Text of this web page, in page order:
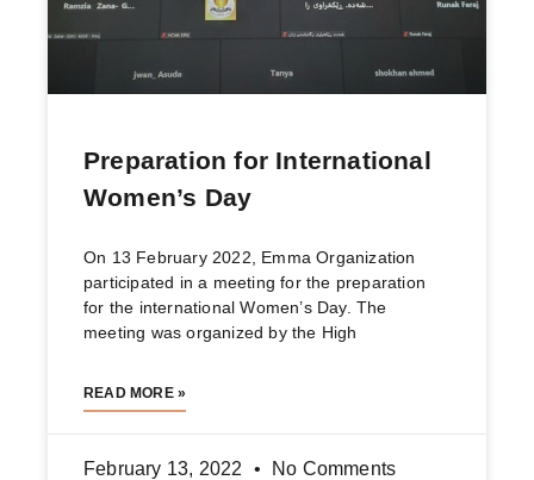
Preparation for International
Women’s Day
On 13 February 2022, Emma Organization
participated in a meeting for the preparation
for the international Women’s Day. The
meeting was organized by the High
READ MORE »
February 13, 2022 No Comments